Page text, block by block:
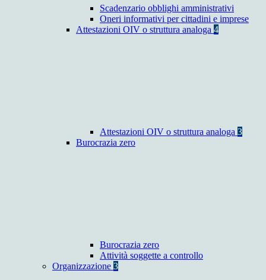
Scadenzario obblighi amministrativi
Oneri informativi per cittadini e imprese
Attestazioni OIV o struttura analoga 4
Attestazioni OIV o struttura analoga 3
Burocrazia zero
Burocrazia zero
Attività soggette a controllo
Organizzazione 3